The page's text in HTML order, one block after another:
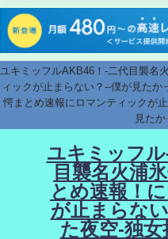
ユキミッフルAKB46！-二代目襲名
ィックが止まらない？--僕が見た
愕まとめ速報にロマンティックが
見た
ユキミッフ
目襲名火浦
とめ速報！
が止まらな
た夜空-独女